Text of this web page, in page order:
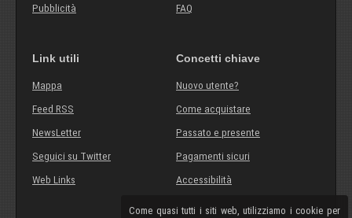
Come quasi tutti i siti web, utilizziamo i cookie per
Pubblicità
FAQ
Link utili
Mappa
Feed RSS
NewsLetter
Seguici su Twitter
Web Links
Concetti chiave
Nuovo utente?
Come acquistare
Passato e presente
Pagamenti sicuri
Accessibilità